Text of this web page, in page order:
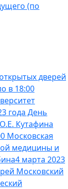
(по
дверей
в 18:00
года День
Кутафина
Московская
медицины и
4 марта 2023
Московский